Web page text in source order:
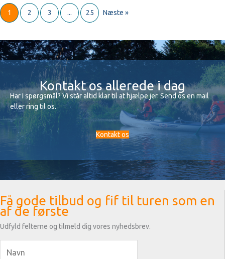
1 2 3 ... 25 Næste »
Kontakt os allerede i dag
Har I spørgsmål? Vi står altid klar til at hjælpe jer. Send os en mail
eller ring til os.
Kontakt os
Få gode tilbud og fif til turen som en
af de første
Udfyld felterne og tilmeld dig vores nyhedsbrev.